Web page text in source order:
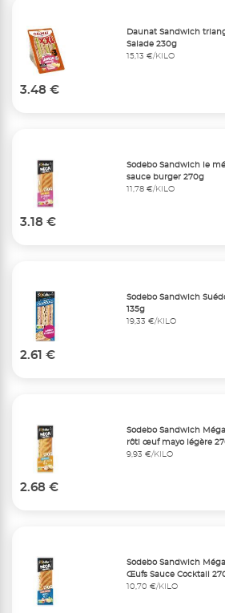
Daunat Sandwich
Salade 230g
15,13 €/KILO
3.48 €
Sodebo Sandwich le
sauce burger 270g
11,78 €/KILO
3.18 €
Sodebo Sandwich
135g
19,33 €/KILO
2.61 €
Sodebo Sandwich
rôti œuf mayo légère
9,93 €/KILO
2.68 €
Sodebo Sandwich
Œufs Sauce Cocktail
10,70 €/KILO